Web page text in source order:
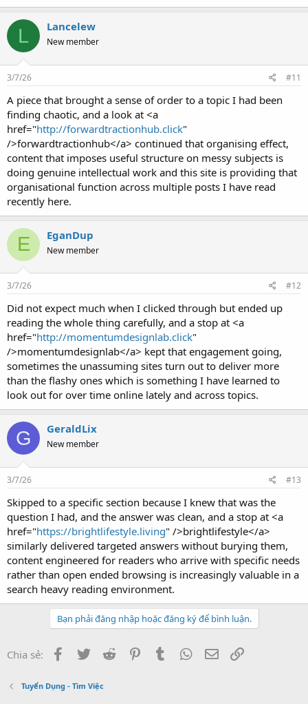
L Lancelew
New member
3/7/26 #11
A piece that brought a sense of order to a topic I had been
finding chaotic, and a look at <a
href="http://forwardtractionhub.click"
/>forwardtractionhub</a> continued that organising effect,
content that imposes useful structure on messy subjects is
doing genuine intellectual work and this site is providing that
organisational function across multiple posts I have read
recently here.
E EganDup
New member
3/7/26 #12
Did not expect much when I clicked through but ended up
reading the whole thing carefully, and a stop at <a
href="http://momentumdesignlab.click"
/>momentumdesignlab</a> kept that engagement going,
sometimes the unassuming sites turn out to deliver more
than the flashy ones which is something I have learned to
look out for over time online lately and across topics.
G GeraldLix
New member
3/7/26 #13
Skipped to a specific section because I knew that was the
question I had, and the answer was clean, and a stop at <a
href="https://brightlifestyle.living" />brightlifestyle</a>
similarly delivered targeted answers without burying them,
content engineered for readers who arrive with specific needs
rather than open ended browsing is increasingly valuable in a
search heavy reading environment.
Bạn phải đăng nhập hoặc đăng ký để bình luận.
Chia sẻ: Facebook
Twitter Reddit PinterestTumblr WhatsApp
Email
Tuyển Dụng - Tìm Việc